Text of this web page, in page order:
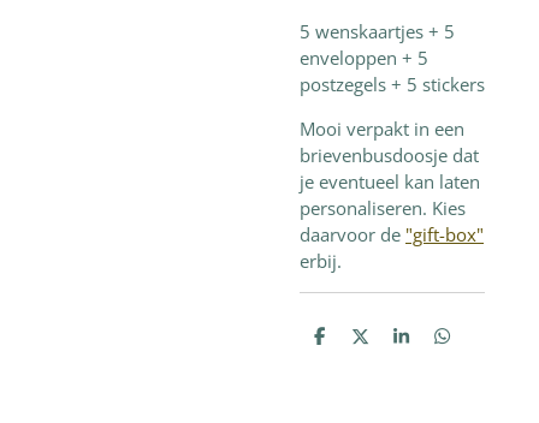
5 wenskaartjes + 5
enveloppen + 5
postzegels + 5 stickers
Mooi verpakt in een
brievenbusdoosje dat
je eventueel kan laten
personaliseren. Kies
daarvoor de "gift-box"
erbij.
D
D
S
D